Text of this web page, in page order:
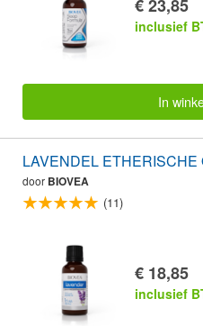
€ 23,85
inclusief
In
LAVENDEL ETHERISCHE
door BIOVEA
(11)
€ 18,85
inclusief